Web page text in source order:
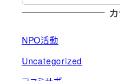
NPO活動
Uncategorized